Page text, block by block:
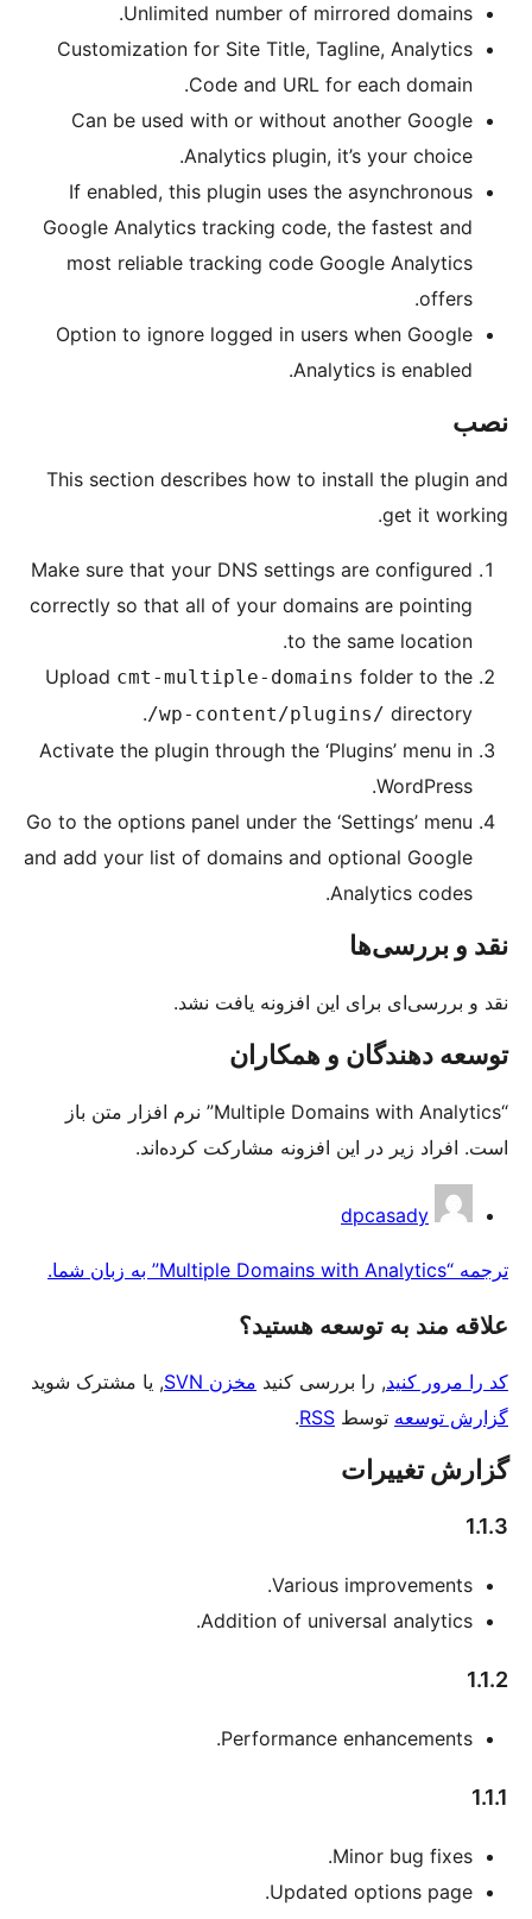
Unlimited number of
Customization for Site Title,
Code and URL
Can be used with or without
Analytics plugin,
If enabled, this plugin uses
Google Analytics tracking code,
most reliable tracking code
Option to ignore logged in
This section describes how to
Make sure that your DNS
correctly so that all of your
Uploadcmt-multiple-
/wp-content/
Activate the plugin through the
Go to the options panel under the
and add your list of domains and
افزونه یافت نشد.
همکاران
“Multiple Domains with Analytics” نرم افزار متن باز
افزونه مشارکت کرده‌اند.
هستید؟
کنیدمخزن SVN
, یا مشترک شوید
RSS
Addition of
Performance